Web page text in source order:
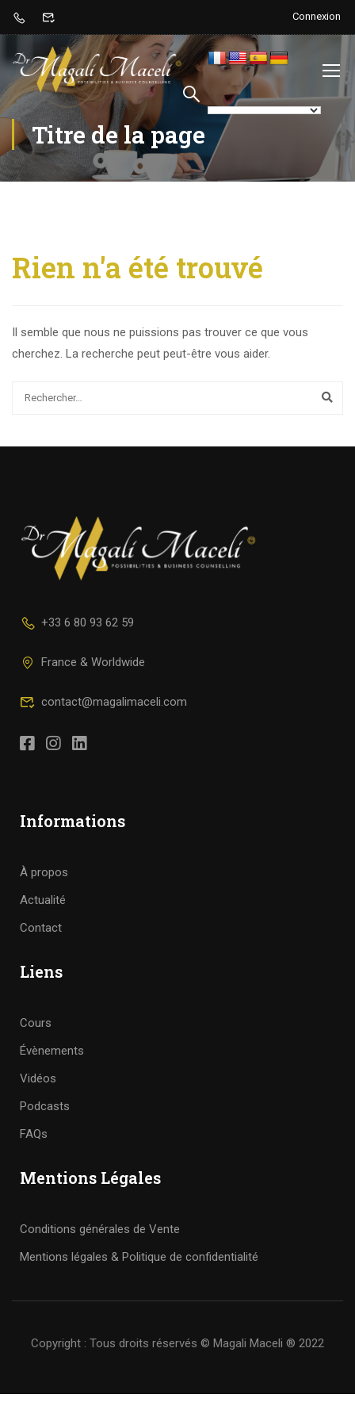
Connexion
Titre de la page
Rien n'a été trouvé
Il semble que nous ne puissions pas trouver ce que vous
cherchez. La recherche peut peut-être vous aider.
+33 6 80 93 62 59
France & Worldwide
contact@magalimaceli.com
Informations
À propos
Actualité
Contact
Liens
Cours
Évènements
Vidéos
Podcasts
FAQs
Mentions Légales
Conditions générales de Vente
Mentions légales & Politique de confidentialité
Copyright : Tous droits réservés © Magali Maceli ® 2022